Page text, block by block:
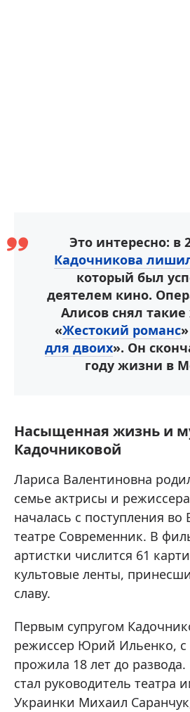
Это интересно: в
Кадочникова
который был
деятелем кино.
Алисов снял
«Жестокий романс
для двоих». Он
году жизни в
Насыщенная жизнь и
Кадочниковой
Лариса Валентиновна
семье актрисы и
началась с поступления
театре Современник. В
артистки числится 61
культовые ленты,
славу.
Первым супругом
режиссер Юрий Ильенко,
прожила 18 лет до
стал руководитель театра
Украинки Михаил